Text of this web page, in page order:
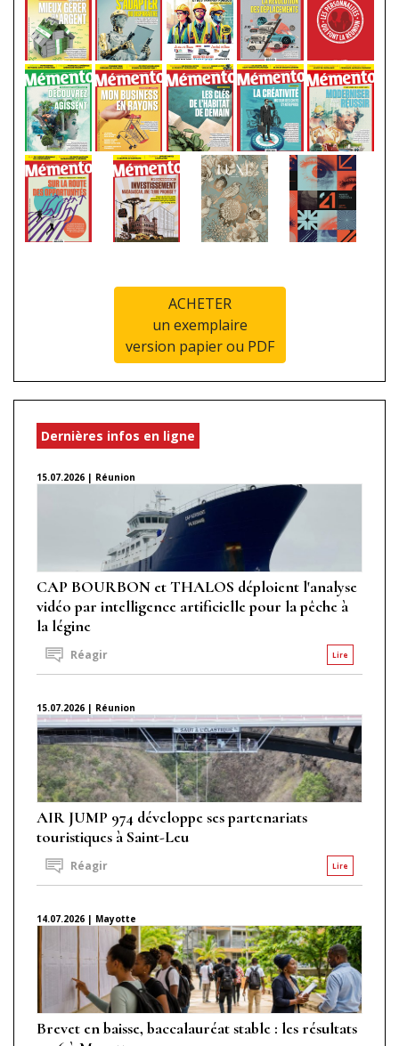
ACHETER
un exemplaire
version papier ou PDF
Dernières infos en ligne
15.07.2026 | Réunion
CAP BOURBON et THALOS déploient l'analyse
vidéo par intelligence artificielle pour la pêche à
la légine
Lire
Réagir
15.07.2026 | Réunion
AIR JUMP 974 développe ses partenariats
touristiques à Saint-Leu
Lire
Réagir
14.07.2026 | Mayotte
Brevet en baisse, baccalauréat stable : les résultats